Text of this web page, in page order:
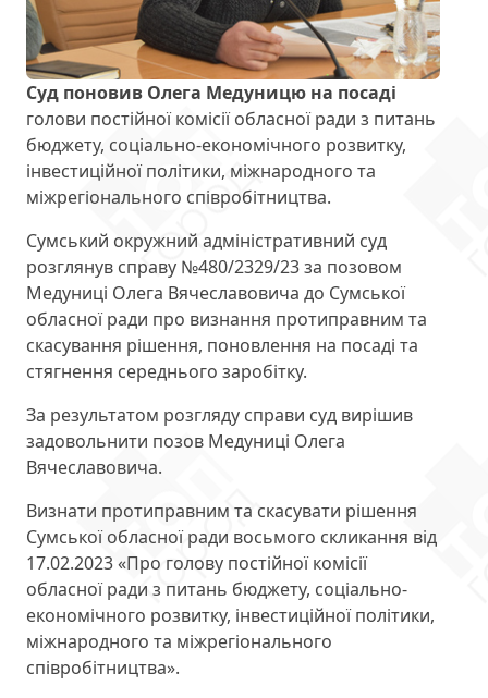
Суд поновив Олега Медуницю на посаді
голови постійної комісії обласної ради з питань
бюджету, соціально-економічного розвитку,
інвестиційної політики, міжнародного та
міжрегіонального співробітництва.
Сумський окружний адміністративний суд
розглянув справу №480/2329/23 за позовом
Медуниці Олега Вячеславовича до Сумської
обласної ради про визнання протиправним та
скасування рішення, поновлення на посаді та
стягнення середнього заробітку.
За результатом розгляду справи суд вирішив
задовольнити позов Медуниці Олега
Вячеславовича.
Визнати протиправним та скасувати рішення
Сумської обласної ради восьмого скликання від
17.02.2023 «Про голову постійної комісії
обласної ради з питань бюджету, соціально-
економічного розвитку, інвестиційної політики,
міжнародного та міжрегіонального
співробітництва».